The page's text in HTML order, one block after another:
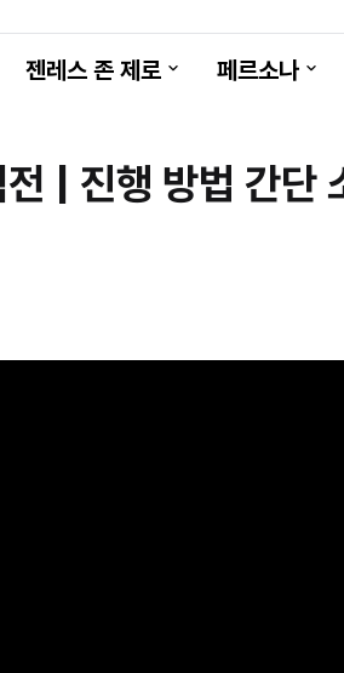
젠레스 존 제로 페르소나
| 진행 방법 간단